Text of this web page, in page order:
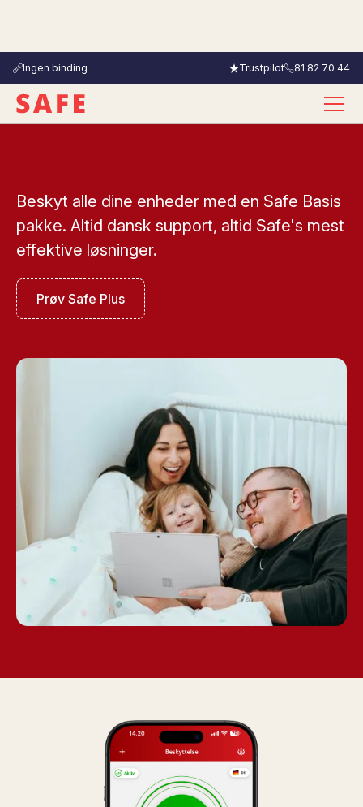
Ingen binding Trustpilot 81 82 70 44
Beskyt alle dine enheder med en Safe Basis
pakke. Altid dansk support, altid Safe's mest
effektive løsninger.
Prøv Safe Plus